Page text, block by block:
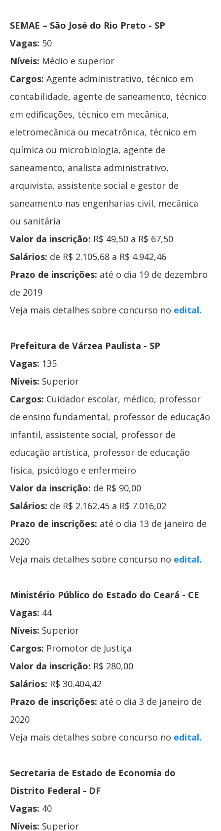
SEMAE – São José do Rio Preto - SP
Vagas: 50
Níveis: Médio e superior
Cargos: Agente administrativo, técnico em
contabilidade, agente de saneamento, técnico
em edificações, técnico em mecânica,
eletromecânica ou mecatrônica, técnico em
química ou microbiologia, agente de
saneamento, analista administrativo,
arquivista, assistente social e gestor de
saneamento nas engenharias civil, mecânica
ou sanitária
Valor da inscrição: R$ 49,50 a R$ 67,50
Salários: de R$ 2.105,68 a R$ 4.942,46
Prazo de inscrições: até o dia 19 de dezembro
de 2019
Veja mais detalhes sobre concurso no edital.
Prefeitura de Várzea Paulista - SP
Vagas: 135
Níveis: Superior
Cargos: Cuidador escolar, médico, professor
de ensino fundamental, professor de educação
infantil, assistente social, professor de
educação artística, professor de educação
física, psicólogo e enfermeiro
Valor da inscrição: de R$ 90,00
Salários: de R$ 2.162,45 a R$ 7.016,02
Prazo de inscrições: até o dia 13 de janeiro de
2020
Veja mais detalhes sobre concurso no edital.
Ministério Público do Estado do Ceará - CE
Vagas: 44
Níveis: Superior
Cargos: Promotor de Justiça
Valor da inscrição: R$ 280,00
Salários: R$ 30.404,42
Prazo de inscrições: até o dia 3 de janeiro de
2020
Veja mais detalhes sobre concurso no edital.
Secretaria de Estado de Economia do
Distrito Federal - DF
Vagas: 40
Níveis: Superior